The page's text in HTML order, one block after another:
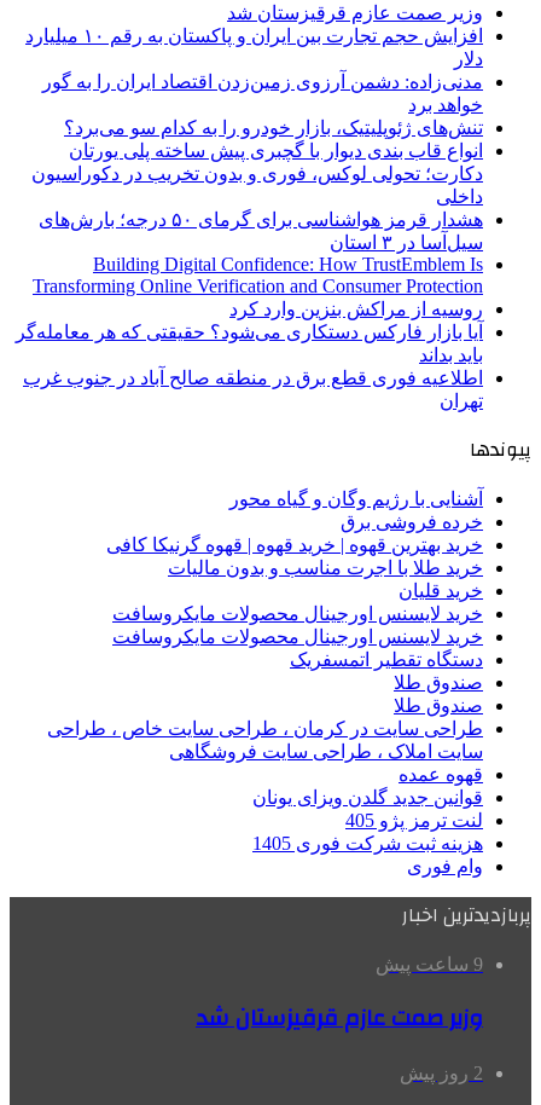
وزیر صمت عازم قرقیزستان شد
افزایش حجم تجارت بین ایران و پاکستان به رقم ۱۰ میلیارد
دلار
مدنی‌زاده: دشمن آرزوی زمین‌زدن اقتصاد ایران را به گور
خواهد برد
تنش‌های ژئوپلیتیک، بازار خودرو را به کدام سو می‌برد؟
انواع قاب بندی دیوار با گچبری پیش ساخته پلی یورتان
دکارت؛ تحولی لوکس، فوری و بدون تخریب در دکوراسیون
داخلی
هشدار قرمز هواشناسی برای گرمای ۵۰ درجه؛ بارش‌های
سیل‌آسا در ۳ استان
Building Digital Confidence: How TrustEmblem Is
Transforming Online Verification and Consumer Protection
روسیه از مراکش بنزین وارد کرد
آیا بازار فارکس دستکاری می‌شود؟ حقیقتی که هر معامله‌گر
باید بداند
اطلاعیه فوری قطع برق در منطقه صالح آباد در جنوب غرب
تهران
پیوندها
آشنایی با رژیم وگان و گیاه محور
خرده فروشی برق
خرید بهترین قهوه | خرید قهوه | قهوه گرنیکا کافی
خرید طلا با اجرت مناسب و بدون مالیات
خرید قلیان
خرید لایسنس اورجینال محصولات مایکروسافت
خرید لایسنس اورجینال محصولات مایکروسافت
دستگاه تقطیر اتمسفریک
صندوق طلا
صندوق طلا
طراحی سایت در کرمان ، طراحی سایت خاص ، طراحی
سایت املاک ، طراحی سایت فروشگاهی
قهوه عمده
قوانین جدید گلدن ویزای یونان
لنت ترمز پژو 405
هزینه ثبت شرکت فوری 1405
وام فوری
پربازدیدترین اخبار
9 ساعت پیش
وزیر صمت عازم قرقیزستان شد
2 روز پیش